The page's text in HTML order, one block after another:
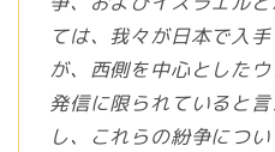
ては、我々が日本で入
が、西側を中心とした
発信に限られていると
し、これらの紛争につ